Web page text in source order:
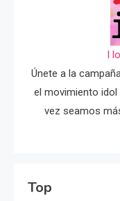
I
Únete a la
el movimiento idol
vez seamos
Top